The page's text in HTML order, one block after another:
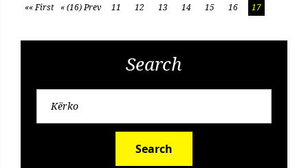
«« First « (16) Prev 11 12 13 14 15 16 17
Search
Search